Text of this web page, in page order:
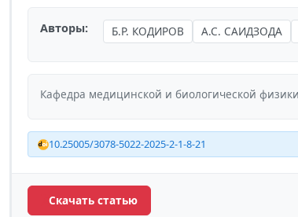
Авторы: Б.Р. КОДИРОВ А.С. САИДЗОДА
Кафедра медицинской и биологической
10.25005/3078-5022-2025-2-1-8-21
Скачать статью